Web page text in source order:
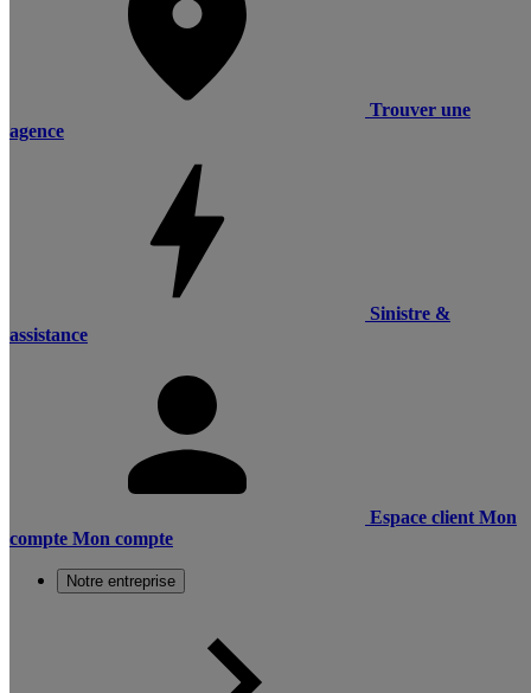
Trouver une
agence
Sinistre &
assistance
Espace client Mon
compte Mon compte
Notre entreprise